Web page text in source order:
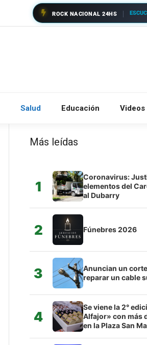
ROCK NACIONAL 24HS
Salud Educación Videos
Más leídas
1
Coronavirus:
elementos del
al Dubarry
2 Fúnebres 2026
3
Anuncian un
reparar un cable
4
Se viene la 2°
Alfajor» con más
en la Plaza San